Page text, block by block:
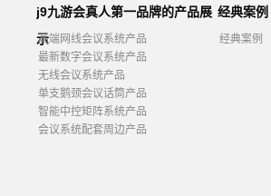
j9九游会真人第一品牌的产品展
示
高端网线会议系统产品
最新数字会议系统产品
无线会议系统产品
单支鹅颈会议话筒产品
智能中控矩阵系统产品
会议系统配套周边产品
经典案例
经典案例